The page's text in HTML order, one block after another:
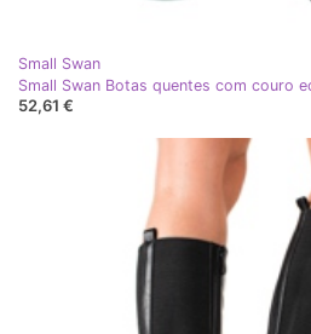
Small Swan
Small Swan Botas quentes com couro
52,61 €